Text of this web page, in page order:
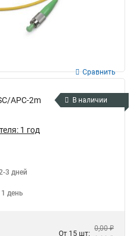
APC-2m
Сравнить
В наличии
1 год
3 дней
1 день
От 15 шт:
0,00 ₽